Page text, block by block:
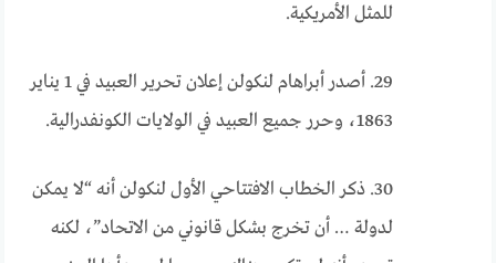
للمثل الأمريكية.
29. أصدر أبراهام لنكولن إعلان تحرير العبيد في 1 يناير
1863، وحرر جميع العبيد في الولايات الكونفدرالية.
30. ذكر الخطاب الافتتاحي الأول لنكولن أنه “لا يمكن
لدولة … أن تخرج بشكل قانوني من الاتحاد”، لكنه